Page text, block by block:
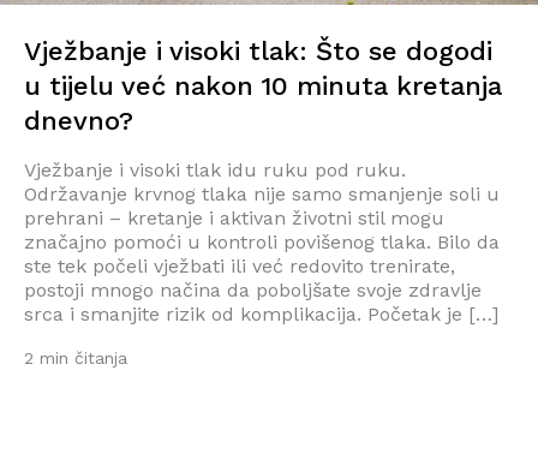
Vježbanje i visoki tlak: Što se dogodi
u tijelu već nakon 10 minuta kretanja
dnevno?
Vježbanje i visoki tlak idu ruku pod ruku.
Održavanje krvnog tlaka nije samo smanjenje soli u
prehrani – kretanje i aktivan životni stil mogu
značajno pomoći u kontroli povišenog tlaka. Bilo da
ste tek počeli vježbati ili već redovito trenirate,
postoji mnogo načina da poboljšate svoje zdravlje
srca i smanjite rizik od komplikacija. Početak je […]
2 min čitanja